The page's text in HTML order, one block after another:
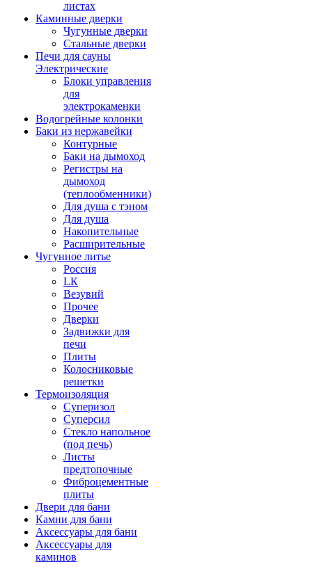
листах
Каминные дверки
Чугунные дверки
Стальные дверки
Печи для сауны
Электрические
Блоки управления
для
электрокаменки
Водогрейные колонки
Баки из нержавейки
Контурные
Баки на дымоход
Регистры на
дымоход
(теплообменники)
Для душа с тэном
Для душа
Накопительные
Расширительные
Чугунное литье
Россия
LК
Везувий
Прочее
Дверки
Задвижки для
печи
Плиты
Колосниковые
решетки
Термоизоляция
Суперизол
Суперсил
Стекло напольное
(под печь)
Листы
предтопочные
Фиброцементные
плиты
Двери для бани
Камни для бани
Аксессуары для бани
Аксессуары для
каминов